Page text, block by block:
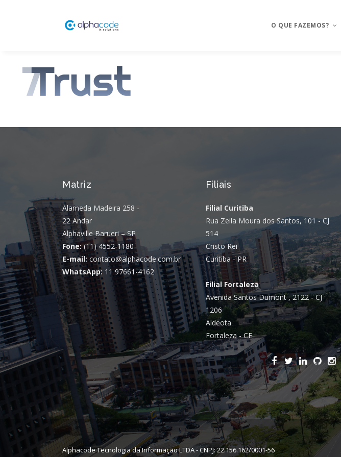
O QUE FAZEMOS?
FMS e Delivery Próprio
Sistemas de gestão
E-commerce
Vtex E-commerce
Sites e PWAs
Alexa Skills
Growth Hacking
IOT
Squad as a Service
Desenvolvimento Sob
Medida
Outsourcing
Matriz
Alameda Madeira 258 -
22 Andar
Alphaville Barueri – SP
Fone: (11) 4552-1180
E-mail: contato@alphacode.com.br
WhatsApp: 11 97661-4162
Filiais
Filial Curitiba
Rua Zeila Moura dos Santos, 101 - CJ
514
Cristo Rei
Curitiba - PR
Filial Fortaleza
Avenida Santos Dumont , 2122 - CJ
1206
Aldeota
Fortaleza - CE
Alphacode Tecnologia da Informação LTDA - CNPJ: 22.156.162/0001-56